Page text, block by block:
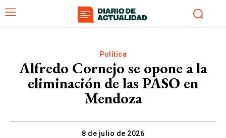
Política
Alfredo Cornejo se opone a la
eliminación de las PASO en
Mendoza
8 de julio de 2026